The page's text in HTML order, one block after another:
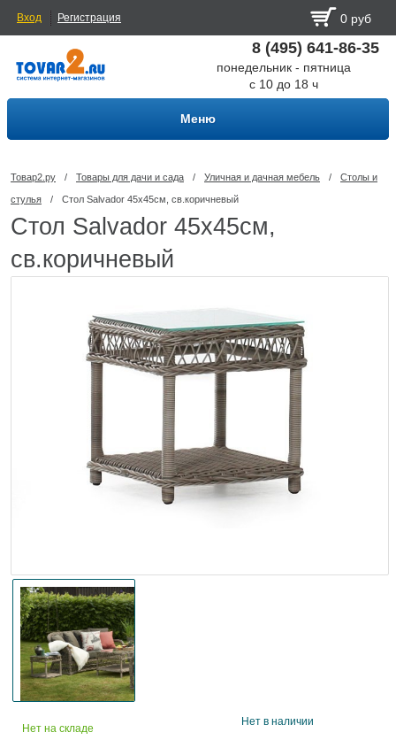
Вход Регистрация 0 руб
8 (495) 641-86-35
понедельник - пятница
с 10 до 18 ч
Меню
Товар2.ру / Товары для дачи и сада / Уличная и дачная мебель / Столы и
стулья / Стол Salvador 45х45см, св.коричневый
Стол Salvador 45х45см,
св.коричневый
Нет на складе
Нет в наличии